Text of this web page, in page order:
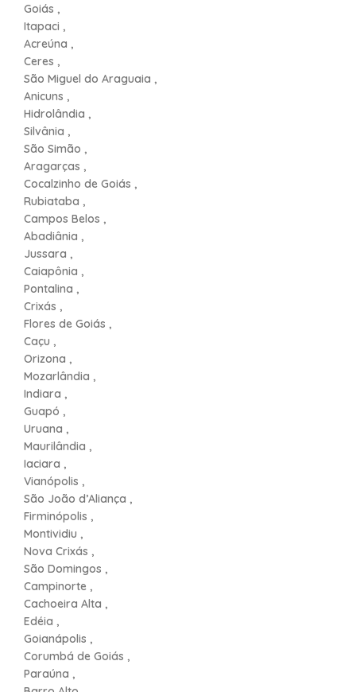
Goiás ,
Itapaci ,
Acreúna ,
Ceres ,
São Miguel do Araguaia ,
Anicuns ,
Hidrolândia ,
Silvânia ,
São Simão ,
Aragarças ,
Cocalzinho de Goiás ,
Rubiataba ,
Campos Belos ,
Abadiânia ,
Jussara ,
Caiapônia ,
Pontalina ,
Crixás ,
Flores de Goiás ,
Caçu ,
Orizona ,
Mozarlândia ,
Indiara ,
Guapó ,
Uruana ,
Maurilândia ,
Iaciara ,
Vianópolis ,
São João d’Aliança ,
Firminópolis ,
Montividiu ,
Nova Crixás ,
São Domingos ,
Campinorte ,
Cachoeira Alta ,
Edéia ,
Goianápolis ,
Corumbá de Goiás ,
Paraúna ,